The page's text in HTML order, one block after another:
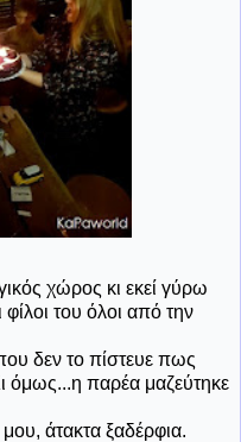
χώρος κι εκεί γύρω
του όλοι από την
δεν το πίστευε πως
όμως...η παρέα μαζεύτηκε
άτακτα ξαδέρφια.